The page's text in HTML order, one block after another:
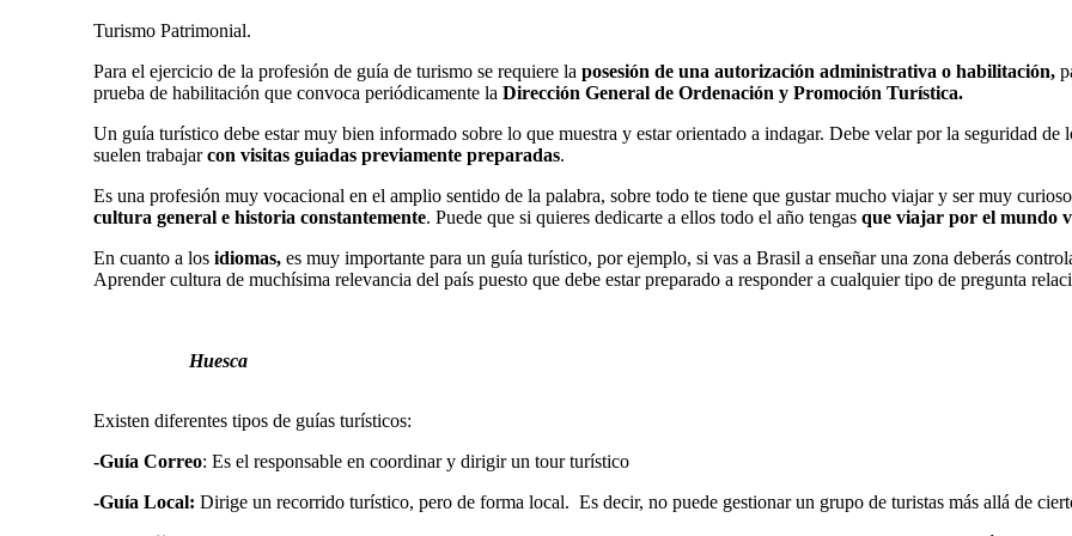
Turismo Patrimonial.
Para el ejercicio de la profesión de guía de turismo se requiere la posesión de una autorización administrativa o habilitación,
prueba de habilitación que convoca periódicamente la Dirección General de Ordenación y Promoción Turística.
Un guía turístico debe estar muy bien informado sobre lo que muestra y estar orientado a indagar. Debe velar por la seguridad
suelen trabajarcon visitas guiadas previamente preparadas.
Es una profesión muy vocacional en el amplio sentido de la palabra, sobre todo te tiene que gustar mucho viajar y ser muy
cultura general e historia constantemente. Puede que si quieres dedicarte a ellos todo el año tengas que viajar por el mundo
En cuanto a los idiomas, es muy importante para un guía turístico, por ejemplo, si vas a Brasil a enseñar una zona deberás
Aprender cultura de muchísima relevancia del país puesto que debe estar preparado a responder a cualquier tipo de pregunta
Huesca
Existen diferentes tipos de guías turísticos:
-Guía Correo: Es el responsable en coordinar y dirigir un tour turístico
-Guía Local: Dirige un recorrido turístico, pero de forma local. Es decir, no puede gestionar un grupo de turistas más allá de